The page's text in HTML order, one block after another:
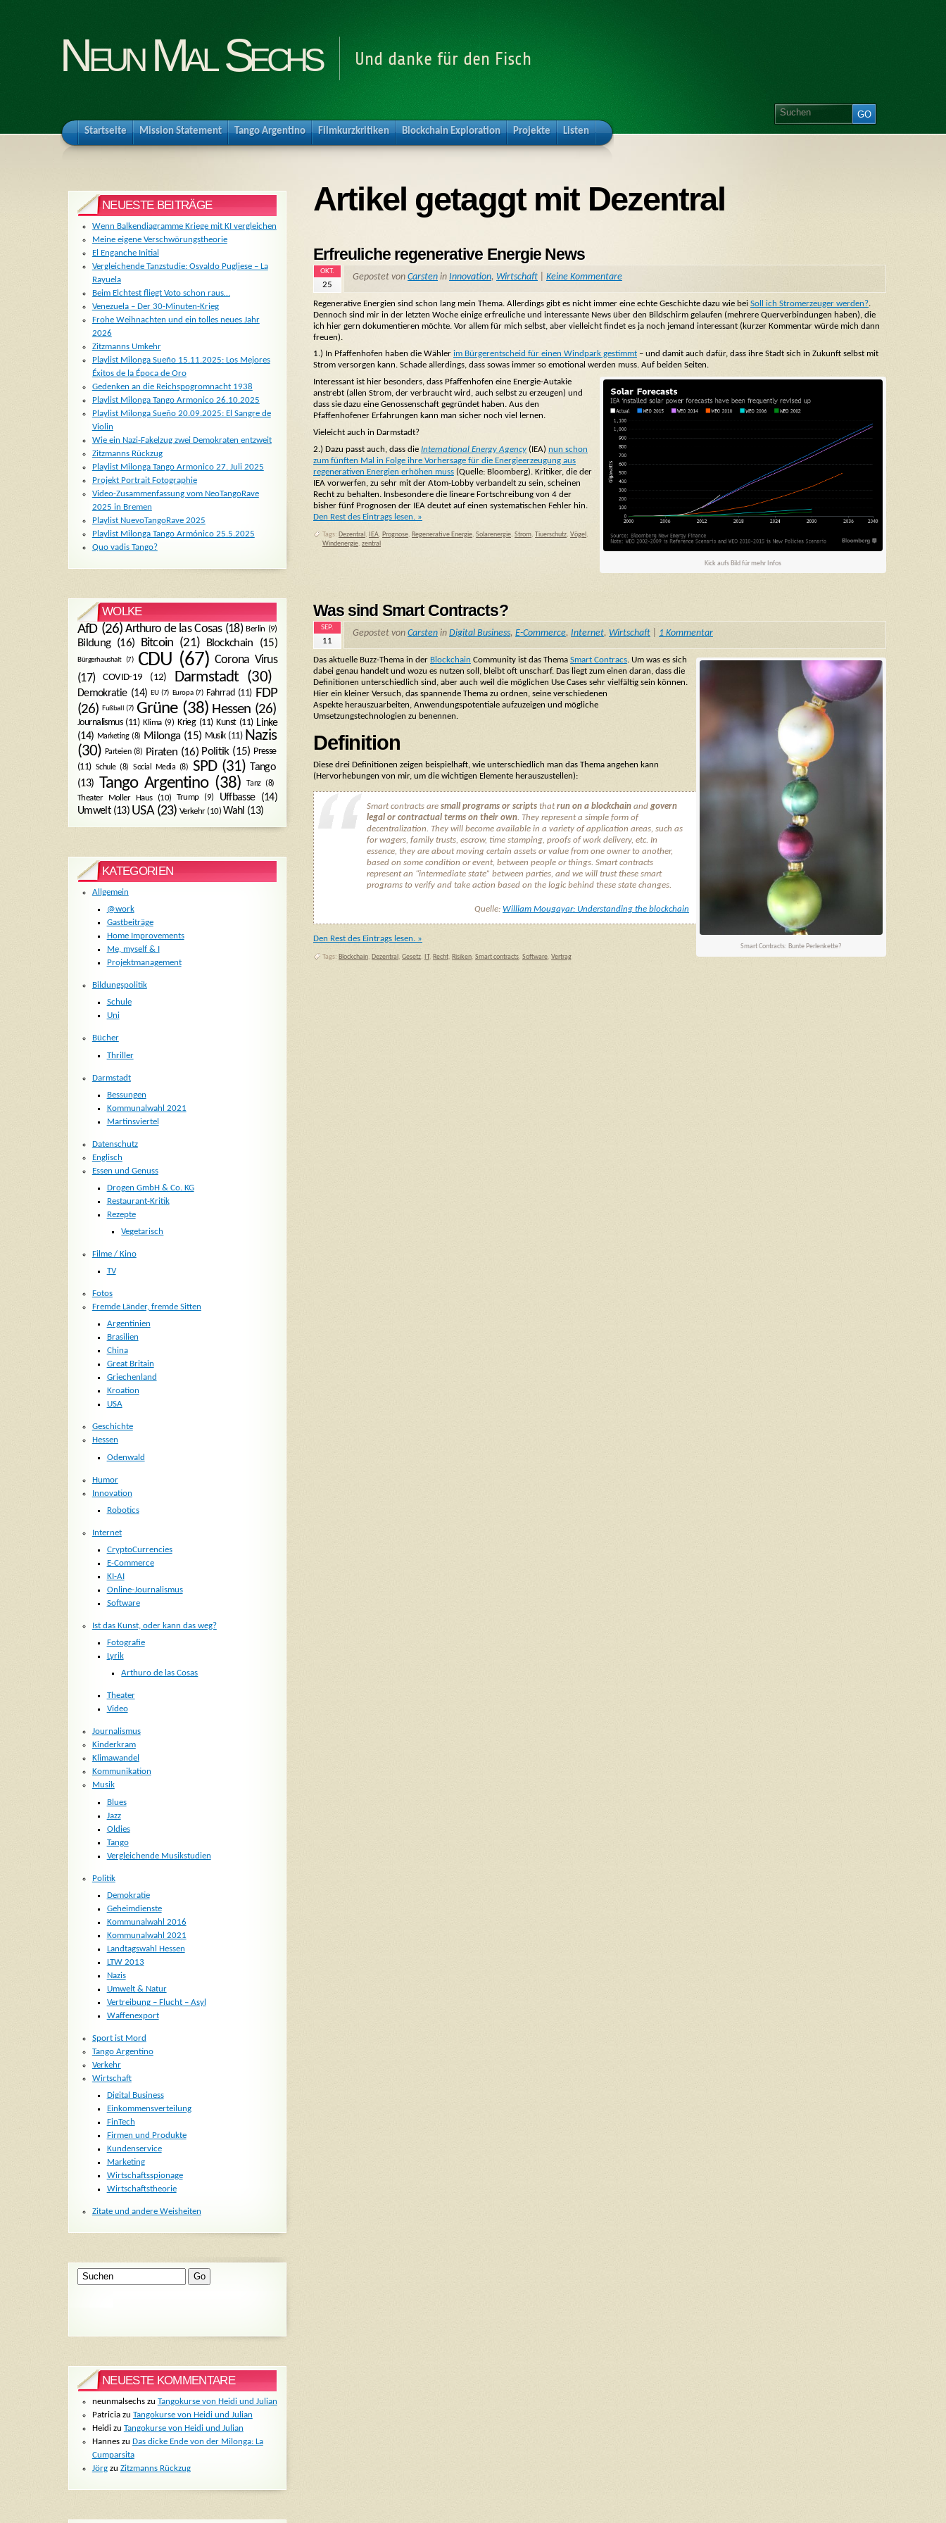
Neun Mal Sechs Und danke für den Fisch
Startseite Mission Statement Tango Argentino Filmkurzkritiken Blockchain Exploration Projekte Listen
Artikel getaggt mit Dezentral
Erfreuliche regenerative Energie News
OKT.
25
Gepostet von Carsten in Innovation, Wirtschaft Keine Kommentare
Regenerative Energien sind schon lang mein Thema. Allerdings gibt es nicht immer eine echte Geschichte dazu wie bei Soll ich Stromerzeuger werden?.
Dennoch sind mir in der letzten Woche einige erfreuliche und interessante News über den Bildschirm gelaufen (mehrere Querverbindungen haben), die
ich hier gern dokumentieren möchte. Vor allem für mich selbst, aber vielleicht findet es ja noch jemand interessant (kurzer Kommentar würde mich dann
freuen).
1.) In Pfaffenhofen haben die Wähler im Bürgerentscheid für einen Windpark gestimmt – und damit auch dafür, dass ihre Stadt sich in Zukunft selbst mit
Strom versorgen kann. Schade allerdings, dass sowas immer so emotional werden muss. Auf beiden Seiten.
Kick aufs Bild für mehr Infos
Interessant ist hier besonders, dass Pfaffenhofen eine Energie-Autakie
anstrebt (allen Strom, der verbraucht wird, auch selbst zu erzeugen) und
dass sie dazu eine Genossenschaft gegründet haben. Aus den
Pfaffenhofener Erfahrungen kann man sicher noch viel lernen.
Vieleicht auch in Darmstadt?
2.) Dazu passt auch, dass die International Energy Agency (IEA) nun schon
zum fünften Mal in Folge ihre Vorhersage für die Energieerzeugung aus
regenerativen Energien erhöhen muss (Quelle: Bloomberg). Kritiker, die der
IEA vorwerfen, zu sehr mit der Atom-Lobby verbandelt zu sein, scheinen
Recht zu behalten. Insbesondere die lineare Fortschreibung von 4 der
bisher fünf Prognosen der IEA deutet auf einen systematischen Fehler hin.
Den Rest des Eintrags lesen. »
Tags: Dezentral, IEA, Prognose, Regenerative Energie, Solarenergie, Strom, Tiuerschutz, Vögel,
Windenergie, zentral
Was sind Smart Contracts?
SEP.
11
Gepostet von Carsten in Digital Business, E-Commerce, Internet, Wirtschaft 1 Kommentar
Smart Contracts: Bunte Perlenkette?
Das aktuelle Buzz-Thema in der Blockchain Community ist das Thema Smart Contracs. Um was es sich
dabei genau handelt und wozu es nutzen soll, bleibt oft unscharf. Das liegt zum einen daran, dass die
Definitionen unterschiedlich sind, aber auch weil die möglichen Use Cases sehr vielfältig sein können.
Hier ein kleiner Versuch, das spannende Thema zu ordnen, seine verschiedenen
Aspekte herauszuarbeiten, Anwendungspotentiale aufzuzeigen und mögliche
Umsetzungstechnologien zu benennen.
Definition
Diese drei Definitionen zeigen beispielhaft, wie unterschiedlich man das Thema angehen kann
(Hervorhebungen von mir, um die wichtigen Elemente herauszustellen):
Smart contracts are small programs or scripts thatrun on a blockchain and govern
legal or contractual terms on their own. They represent a simple form of
decentralization. They will become available in a variety of application areas, such as
for wagers, family trusts, escrow, time stamping, proofs of work delivery, etc. In
essence, they are about moving certain assets or value from one owner to another,
based on some condition or event, between people or things. Smart contracts
represent an “intermediate state” between parties, and we will trust these smart
programs to verify and take action based on the logic behind these state changes.
Quelle: William Mougayar: Understanding the blockchain
Den Rest des Eintrags lesen. »
Tags: Blockchain, Dezentral , Gesetz, IT, Recht, Risiken, Smart contracts, Software, Vertrag
NEUESTE BEITRÄGE
Wenn Balkendiagramme Kriege mit KI vergleichen
Meine eigene Verschwörungstheorie
El Enganche Initial
Vergleichende Tanzstudie: Osvaldo Pugliese – La
Rayuela
Beim Elchtest fliegt Voto schon raus…
Venezuela – Der 30-Minuten-Krieg
Frohe Weihnachten und ein tolles neues Jahr
2026
Zitzmanns Umkehr
Playlist Milonga Sueño 15.11.2025: Los Mejores
Éxitos de la Época de Oro
Gedenken an die Reichspogromnacht 1938
Playlist Milonga Tango Armonico 26.10.2025
Playlist Milonga Sueño 20.09.2025: El Sangre de
Violin
Wie ein Nazi-Fakelzug zwei Demokraten entzweit
Zitzmanns Rückzug
Playlist Milonga Tango Armonico 27. Juli 2025
Projekt Portrait Fotographie
Video-Zusammenfassung vom NeoTangoRave
2025 in Bremen
Playlist NuevoTangoRave 2025
Playlist Milonga Tango Armónico 25.5.2025
Quo vadis Tango?
WOLKE
AfD(26) Arthuro de las Cosas(18) Berlin (9)
Bildung(16) Bitcoin (21) Blockchain (15)
Bürgerhaushalt (7) CDU (67) Corona Virus
(17)
COVID-19 (12) Darmstadt (30)
Demokratie(14) EU(7) Europa(7) Fahrrad (11) FDP
(26) Fußball (7) Grüne(38) Hessen (26)
Journalismus(11) Klima(9) Krieg(11) Kunst(11) Linke
(14) Marketing(8) Milonga(15) Musik(11) Nazis
(30) Parteien(8) Piraten (16) Politik(15) Presse
(11) Schule(8) Social Media (8) SPD(31) Tango
(13)
Tango Argentino(38) Tanz(8)
Theater Moller Haus(10) Trump(9) Uffbasse(14)
Umwelt(13) USA(23) Verkehr(10) Wahl (13)
KATEGORIEN
Allgemein
@work
Gastbeiträge
Home Improvements
Me, myself & I
Projektmanagement
Bildungspolitik
Schule
Uni
Bücher
Thriller
Darmstadt
Bessungen
Kommunalwahl 2021
Martinsviertel
Datenschutz
Englisch
Essen und Genuss
Drogen GmbH & Co. KG
Restaurant-Kritik
Rezepte
Vegetarisch
Filme / Kino
TV
Fotos
Fremde Länder, fremde Sitten
Argentinien
Brasilien
China
Great Britain
Griechenland
Kroation
USA
Geschichte
Hessen
Odenwald
Humor
Innovation
Robotics
Internet
CryptoCurrencies
E-Commerce
KI-AI
Online-Journalismus
Software
Ist das Kunst, oder kann das weg?
Fotografie
Lyrik
Arthuro de las Cosas
Theater
Video
Journalismus
Kinderkram
Klimawandel
Kommunikation
Musik
Blues
Jazz
Oldies
Tango
Vergleichende Musikstudien
Politik
Demokratie
Geheimdienste
Kommunalwahl 2016
Kommunalwahl 2021
Landtagswahl Hessen
LTW 2013
Nazis
Umwelt & Natur
Vertreibung – Flucht – Asyl
Waffenexport
Sport ist Mord
Tango Argentino
Verkehr
Wirtschaft
Digital Business
Einkommensverteilung
FinTech
Firmen und Produkte
Kundenservice
Marketing
Wirtschaftsspionage
Wirtschaftstheorie
Zitate und andere Weisheiten
NEUESTE KOMMENTARE
neunmalsechszu Tangokurse von Heidi und Julian
Patriciazu Tangokurse von Heidi und Julian
Heidizu Tangokurse von Heidi und Julian
Hanneszu Das dicke Ende von der Milonga: La
Cumparsita
Jörgzu Zitzmanns Rückzug